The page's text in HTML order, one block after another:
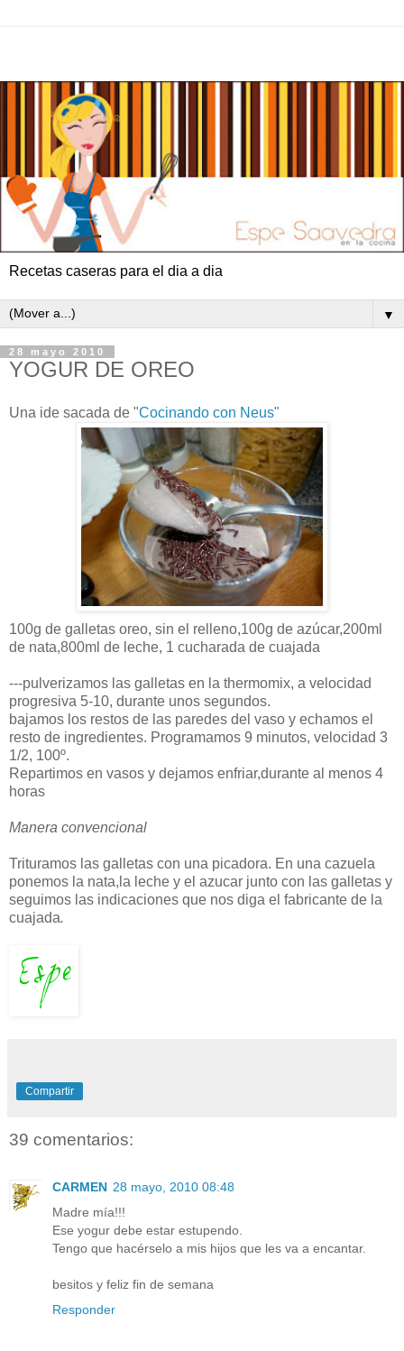
Recetas caseras para el dia a dia
▼
28 mayo 2010
YOGUR DE OREO
Una ide sacada de "Cocinando con Neus"
100g de galletas oreo, sin el relleno,100g de azúcar,200ml
de nata,800ml de leche, 1 cucharada de cuajada
---pulverizamos las galletas en la thermomix, a velocidad
progresiva 5-10, durante unos segundos.
bajamos los restos de las paredes del vaso y echamos el
resto de ingredientes. Programamos 9 minutos, velocidad 3
1/2, 100º.
Repartimos en vasos y dejamos enfriar,durante al menos 4
horas
Manera convencional
Trituramos las galletas con una picadora. En una cazuela
ponemos la nata,la leche y el azucar junto con las galletas y
seguimos las indicaciones que nos diga el fabricante de la
cuajada.
Compartir
39 comentarios:
CARMEN 28 mayo, 2010 08:48
Madre mía!!!
Ese yogur debe estar estupendo.
Tengo que hacérselo a mis hijos que les va a encantar.
besitos y feliz fin de semana
Responder